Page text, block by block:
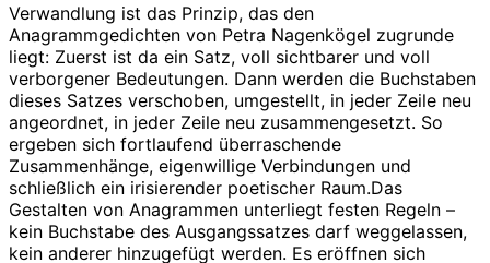
Verwandlung ist das Prinzip, das den
Anagrammgedichten von Petra Nagenkögel zugrunde
liegt: Zuerst ist da ein Satz, voll sichtbarer und voll
verborgener Bedeutungen. Dann werden die Buchstaben
dieses Satzes verschoben, umgestellt, in jeder Zeile neu
angeordnet, in jeder Zeile neu zusammengesetzt. So
ergeben sich fortlaufend überraschende
Zusammenhänge, eigenwillige Verbindungen und
schließlich ein irisierender poetischer Raum.Das
Gestalten von Anagrammen unterliegt festen Regeln –
kein Buchstabe des Ausgangssatzes darf weggelassen,
kein anderer hinzugefügt werden. Es eröffnen sich